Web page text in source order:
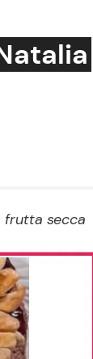
frutta secca